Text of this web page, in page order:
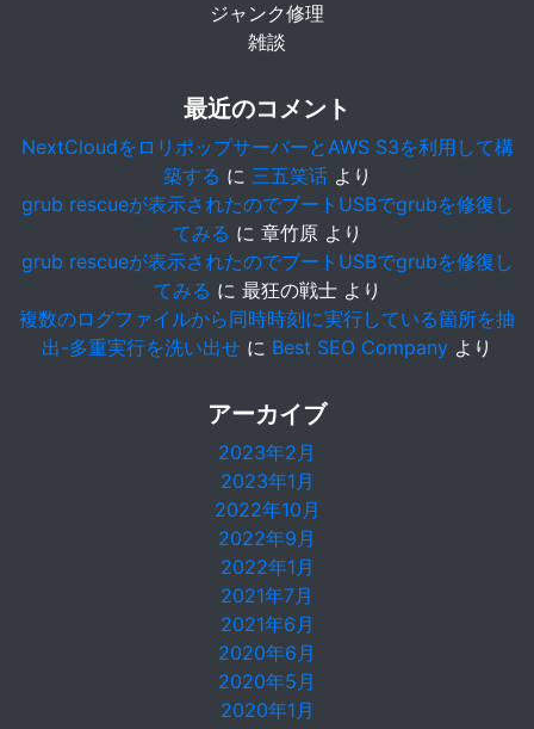
ジャンク修理
雑談
最近のコメント
NextCloudをロリポップサーバーとAWS S3を利用して構
築する に 三五笑话より
grub rescueが表示されたのでブートUSBでgrubを修復し
てみる に 章竹原より
grub rescueが表示されたのでブートUSBでgrubを修復し
てみる に 最狂の戦士より
複数のログファイルから同時時刻に実行している箇所を抽
出-多重実行を洗い出せ に Best SEO Company より
アーカイブ
2023年2月
2023年1月
2022年10月
2022年9月
2022年1月
2021年7月
2021年6月
2020年6月
2020年5月
2020年1月